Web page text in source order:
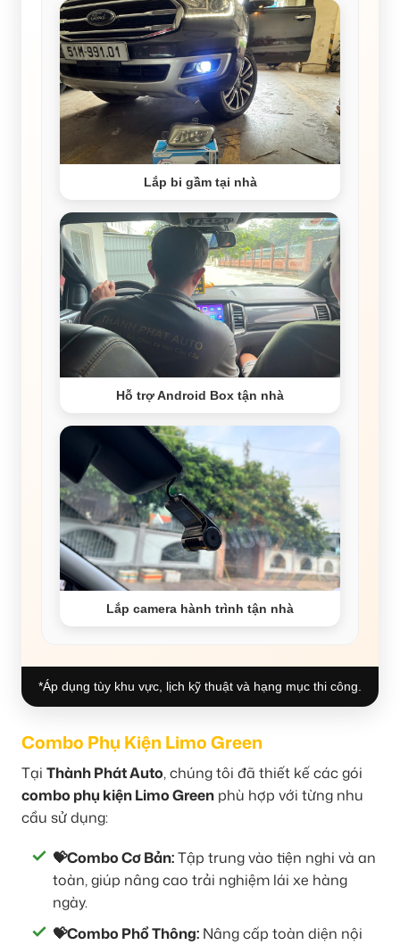
Lắp bi gầm tại nhà
Hỗ trợ Android Box tận nhà
Lắp camera hành trình tận nhà
*Áp dụng tùy khu vực, lịch kỹ thuật và hạng mục thi công.
Combo Phụ Kiện Limo Green
Tại Thành Phát Auto, chúng tôi đã thiết kế các gói
combo phụ kiện Limo Green phù hợp với từng nhu
cầu sử dụng:
💝Combo Cơ Bản:Tập trung vào tiện nghi và an
toàn, giúp nâng cao trải nghiệm lái xe hàng
ngày.
💝Combo Phổ Thông: Nâng cấp toàn diện nội